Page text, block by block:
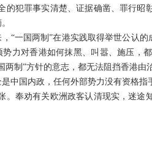
的犯罪事实清楚、证据确凿、罪行
“一国两制”在港实践取得举世公认
势力对香港如何抹黑、叫嚣、施压，
两制”方针的意志，都无法阻挡香港由
中国内政，任何外部势力没有资格
。奉劝有关欧洲政客认清现实，迷